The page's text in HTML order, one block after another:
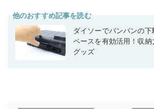
他のおすすめ記事を読む
ダイソーでパンパンの
ペースを有効活用！収
グッズ